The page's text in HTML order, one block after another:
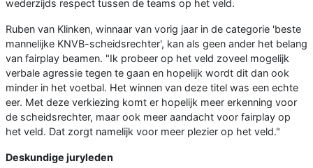
wederzijds respect tussen de teams op het veld.
Ruben van Klinken, winnaar van vorig jaar in de categorie 'beste
mannelijke KNVB-scheidsrechter', kan als geen ander het belang
van fairplay beamen. "Ik probeer op het veld zoveel mogelijk
verbale agressie tegen te gaan en hopelijk wordt dit dan ook
minder in het voetbal. Het winnen van deze titel was een echte
eer. Met deze verkiezing komt er hopelijk meer erkenning voor
de scheidsrechter, maar ook meer aandacht voor fairplay op
het veld. Dat zorgt namelijk voor meer plezier op het veld."
Deskundige juryleden